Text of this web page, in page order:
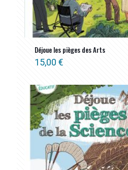
Déjoue les pièges des Arts
15,00 €